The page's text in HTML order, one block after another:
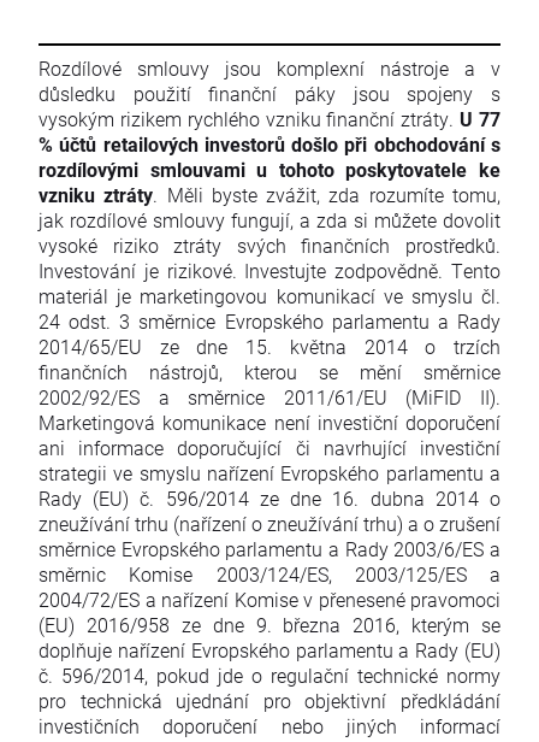
Rozdílové smlouvy jsou komplexní nástroje a v
důsledku použití finanční páky jsou spojeny s
vysokým rizikem rychlého vzniku finanční ztráty. U 77
% účtů retailových investorů došlo při obchodování s
rozdílovými smlouvami u tohoto poskytovatele ke
vzniku ztráty. Měli byste zvážit, zda rozumíte tomu,
jak rozdílové smlouvy fungují, a zda si můžete dovolit
vysoké riziko ztráty svých finančních prostředků.
Investování je rizikové. Investujte zodpovědně. Tento
materiál je marketingovou komunikací ve smyslu čl.
24 odst. 3 směrnice Evropského parlamentu a Rady
2014/65/EU ze dne 15. května 2014 o trzích
finančních nástrojů, kterou se mění směrnice
2002/92/ES a směrnice 2011/61/EU (MiFID II).
Marketingová komunikace není investiční doporučení
ani informace doporučující či navrhující investiční
strategii ve smyslu nařízení Evropského parlamentu a
Rady (EU) č. 596/2014 ze dne 16. dubna 2014 o
zneužívání trhu (nařízení o zneužívání trhu) a o zrušení
směrnice Evropského parlamentu a Rady 2003/6/ES a
směrnic Komise 2003/124/ES, 2003/125/ES a
2004/72/ES a nařízení Komise v přenesené pravomoci
(EU) 2016/958 ze dne 9. března 2016, kterým se
doplňuje nařízení Evropského parlamentu a Rady (EU)
č. 596/2014, pokud jde o regulační technické normy
pro technická ujednání pro objektivní předkládání
investičních doporučení nebo jiných informací